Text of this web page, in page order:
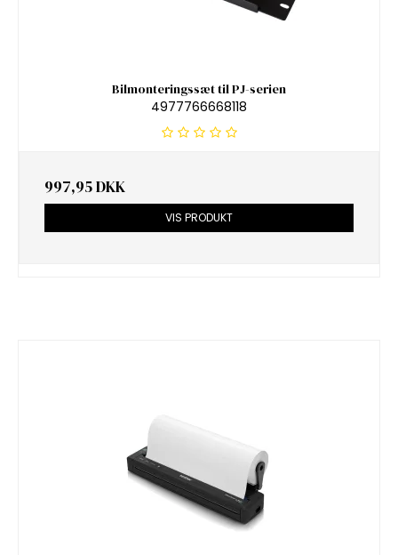
Bilmonteringssæt til PJ-serien
4977766668118
997,95 DKK
VIS PRODUKT